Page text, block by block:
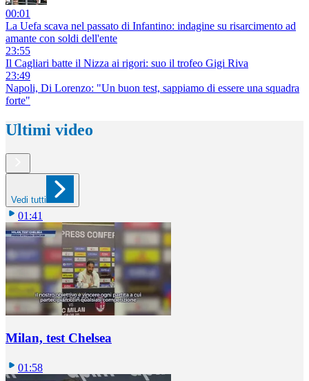
00:01
La Uefa scava nel passato di Infantino: indagine su risarcimento ad
amante con soldi dell'ente
23:55
Il Cagliari batte il Nizza ai rigori: suo il trofeo Gigi Riva
23:49
Napoli, Di Lorenzo: "Un buon test, sappiamo di essere una squadra
forte"
Ultimi video
Vedi tutti
01:41
Milan, test Chelsea
01:58